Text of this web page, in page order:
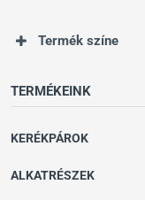
Termék színe
TERMÉKEINK
KERÉKPÁROK
ALKATRÉSZEK